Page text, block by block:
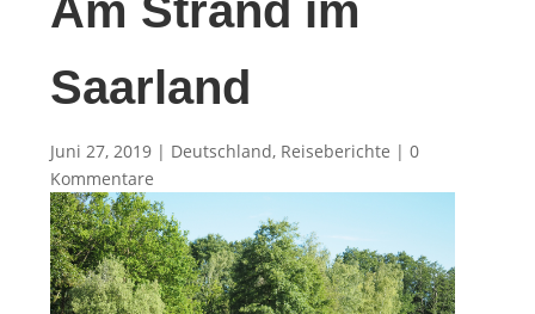
Am Strand im
Saarland
Juni 27, 2019 | Deutschland, Reiseberichte |0
Kommentare